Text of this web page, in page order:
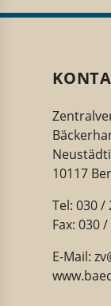
10117
Tel: 030 /
Fax: 030
E-Mail: